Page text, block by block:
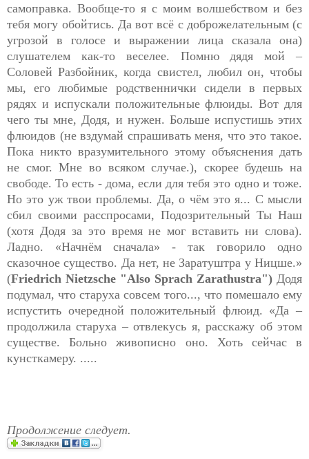
самоправка. Вообще-то я с моим волшебством и без
тебя могу обойтись. Да вот всё с доброжелательным (с
угрозой в голосе и выражении лица сказала она)
слушателем как-то веселее. Помню дядя мой –
Соловей Разбойник, когда свистел, любил он, чтобы
мы, его любимые родственнички сидели в первых
рядях и испускали положительные флюиды. Вот для
чего ты мне, Додя, и нужен. Больше испустишь этих
флюидов (не вздумай спрашивать меня, что это такое.
Пока никто вразумительного этому объяснения дать
не смог. Мне во всяком случае.), скорее будешь на
свободе. То есть - дома, если для тебя это одно и тоже.
Но это уж твои проблемы. Да, о чём это я... С мысли
сбил своими расспросами, Подозрительный Ты Наш
(хотя Додя за это время не мог вставить ни слова).
Ладно. «Начнём сначала» - так говорило одно
сказочное существо. Да нет, не Заратуштра у Ницше.»
(Friedrich Nietzsche "Also Sprach Zarathustra") Додя
подумал, что старуха совсем того..., что помешало ему
испустить очередной положительный флюид. «Да –
продолжила старуха – отвлекусь я, расскажу об этом
существе. Больно живописно оно. Хоть сейчас в
кунсткамеру. .....
Продолжение следует.